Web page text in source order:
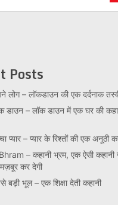
Posts
लोग – लॉकडाउन की एक दर्दनाक
डाउन – लॉक डाउन में एक घर की
प्यार – प्यार के रिश्तों की एक अनूठी
– कहानी भ्रम, एक ऐसी कहानी
कर देगी
बड़ी भूल – एक शिक्षा देती कहानी